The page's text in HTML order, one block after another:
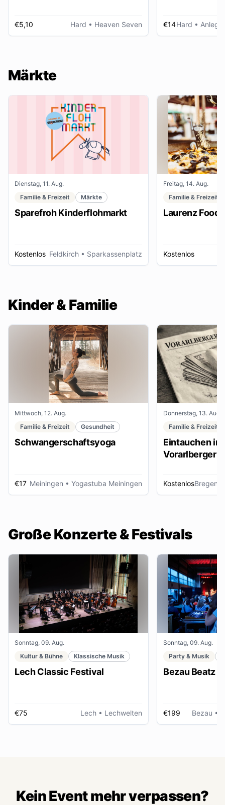
€5,10 Hard • Heaven Seven €14Hard •
Märkte
Dienstag, 11. Aug.
Familie & Freizeit
Märkte
Sparefroh Kinderflohmarkt
Kostenlos Feldkirch • Sparkassenplatz
Freitag, 14. Aug.
Familie & Freizeit
Laurenz Food
Kostenlos
Kinder & Familie
Mittwoch, 12. Aug.
Familie & Freizeit
Gesundheit
Schwangerschaftsyoga
€17 Meiningen • Yogastuba Meiningen
Donnerstag, 13. Aug.
Familie & Freizeit
Eintauchen in
Vorarlberger
KostenlosBregenz
Große Konzerte & Festivals
Sonntag, 09. Aug.
Kultur & Bühne
Klassische Musik
Lech Classic Festival
€75 Lech • Lechwelten
Sonntag, 09. Aug.
Party & Musik
Bezau Beatz
€199 Bezau •
Kein Event mehr verpassen?